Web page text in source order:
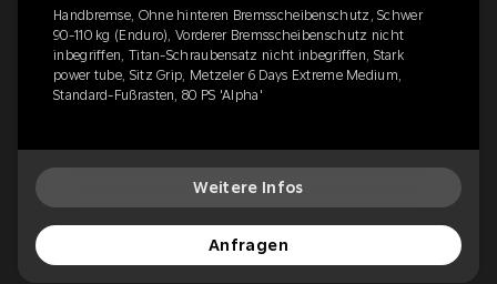
Handbremse, Ohne hinteren Bremsscheibenschutz, Schwer
90-110 kg (Enduro), Vorderer Bremsscheibenschutz nicht
inbegriffen, Titan-Schraubensatz nicht inbegriffen, Stark
power tube, Sitz Grip, Metzeler 6 Days Extreme Medium,
Standard-Fußrasten, 80 PS 'Alpha'
Weitere Infos
Anfragen